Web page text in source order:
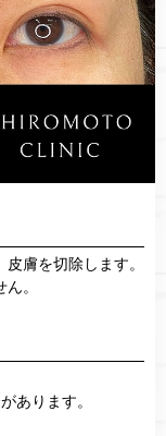
膚を切除します。
。
あります。